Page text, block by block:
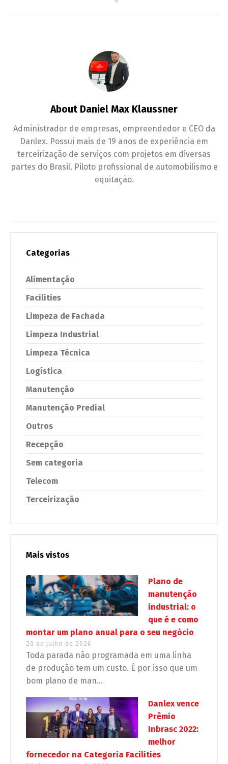
About Daniel Max Klaussner
Administrador de empresas, empreendedor e CEO da
Danlex. Possui mais de 19 anos de experiência em
terceirização de serviços com projetos em diversas
partes do Brasil. Piloto profissional de automobilismo e
equitação.
Categorias
Alimentação
Facilities
Limpeza de Fachada
Limpeza Industrial
Limpeza Técnica
Logística
Manutenção
Manutenção Predial
Outros
Recepção
Sem categoria
Telecom
Terceirização
Mais vistos
Plano de
manutenção
industrial: o
que é e como
montar um plano anual para o seu negócio
20 de julho de 2026
Toda parada não programada em uma linha
de produção tem um custo. É por isso que um
bom plano de man...
Danlex vence
Prêmio
Inbrasc 2022:
melhor
fornecedor na Categoria Facilities